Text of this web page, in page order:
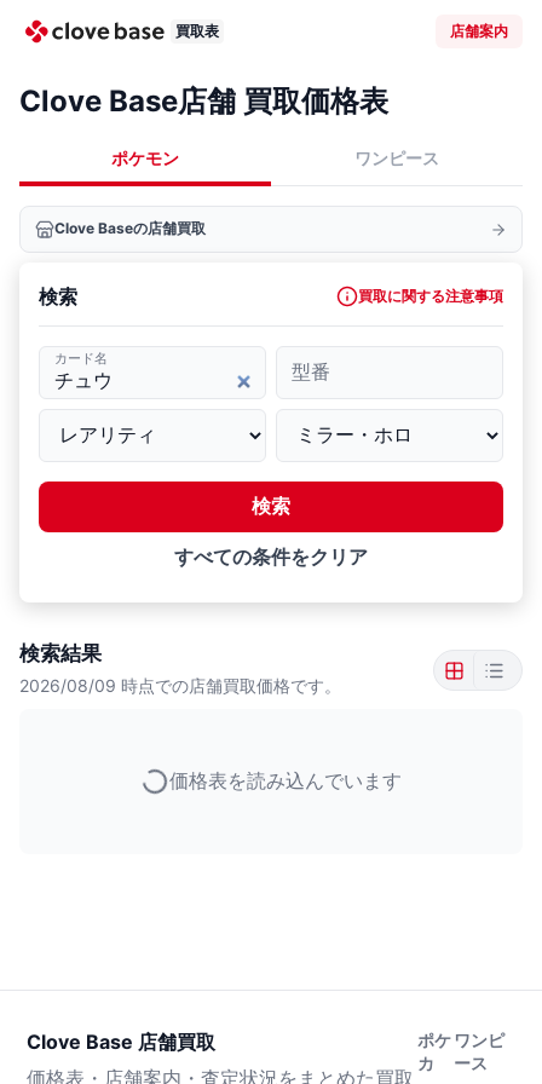
買取表 店舗案内
Clove Base店舗 買取価格表
ポケモン ワンピース
Clove Baseの店舗買取
検索 買取に関する注意事項
カード名
型番
検索
すべての条件をクリア
検索結果
2026/08/09 時点での店舗買取価格です。
価格表を読み込んでいます
Clove Base 店舗買取
価格表・店舗案内・査定状況をまとめた買取
ポケ
カ
ワンピ
ース